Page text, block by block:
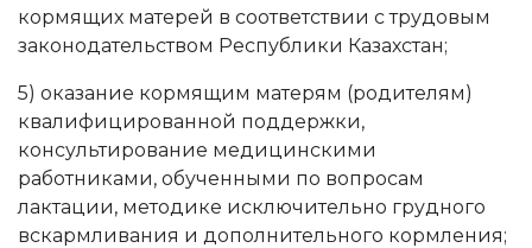
кормящих матерей в соответствии с трудовым
законодательством Республики Казахстан;
5) оказание кормящим матерям (родителям)
квалифицированной поддержки,
консультирование медицинскими
работниками, обученными по вопросам
лактации, методике исключительно грудного
вскармливания и дополнительного кормления;